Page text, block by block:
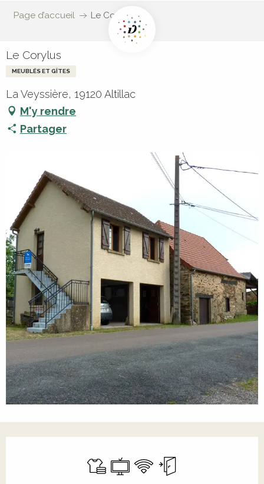
Page d’accueil Le Corylus
Le Corylus
MEUBLÉS ET GÎTES
La Veyssière, 19120 Altillac
M'y rendre
Partager
Draps et linge
Télévision
WiFi Entrée indépendante